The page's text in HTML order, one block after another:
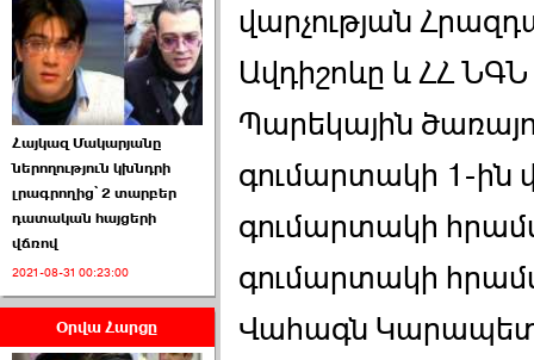
էի վախենում.Նիկոլայ
Եղիազարյան ›››
2026-07-05 23:19:00
ՏԵՍԱՆՅՈՒԹ․ Ի՞նչ
իրավիճակ է այս ›››
2026-07-04 10:40:00
Հայկազ Մակարյանը
ներողություն կխնդրի
լրագրողից՝ 2 տարբեր
դատական հայցերի
վճռով
2021-08-31 00:23:00
Օրվա Հարցը
վարչության
Ավդիշոևը և ՀՀ
Պարեկային
գումարտակի 1-ին
գումարտակի
գումարտակի
Վահագն